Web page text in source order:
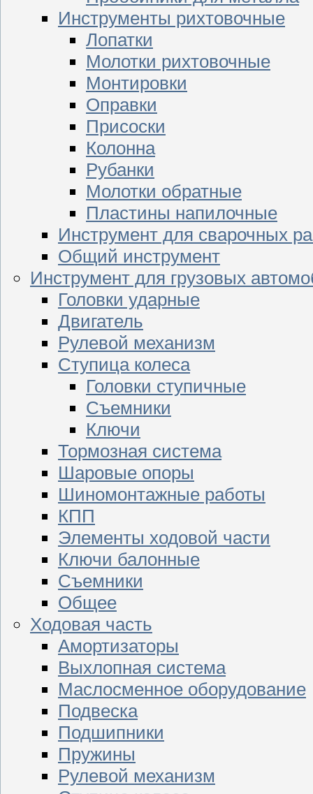
Инструменты рихтовочные
Лопатки
Молотки рихтовочные
Монтировки
Оправки
Присоски
Колонна
Рубанки
Молотки обратные
Пластины напилочные
Инструмент для сварочных
Общий инструмент
Инструмент для грузовых
Головки ударные
Двигатель
Рулевой механизм
Ступица колеса
Головки ступичные
Съемники
Ключи
Тормозная система
Шаровые опоры
Шиномонтажные работы
КПП
Элементы ходовой части
Ключи балонные
Съемники
Общее
Ходовая часть
Амортизаторы
Выхлопная система
Маслосменное оборудование
Подвеска
Подшипники
Пружины
Рулевой механизм